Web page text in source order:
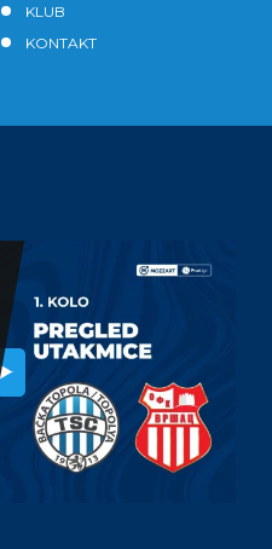
KLUB
KONTAKT